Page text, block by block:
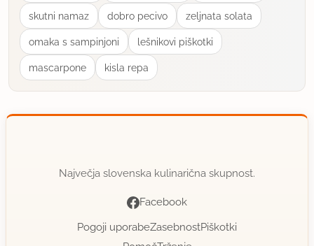
skutni namaz dobro pecivo zeljnata solata
omaka s sampinjoni lešnikovi piškotki
mascarpone kisla repa
Največja slovenska kulinarična skupnost.
Facebook
Pogoji uporabeZasebnostPiškotki